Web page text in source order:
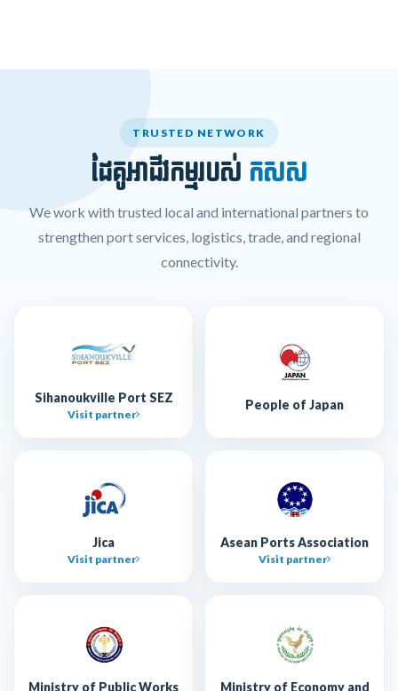
TRUSTED NETWORK
ដៃគូអាជីវកម្មរបស់ កសស
We work with trusted local and international partners to
strengthen port services, logistics, trade, and regional
connectivity.
Sihanoukville Port SEZ
Visit partner
People of Japan
Jica
Visit partner
Asean Ports Association
Visit partner
Ministry of Public Works Ministry of Economy and